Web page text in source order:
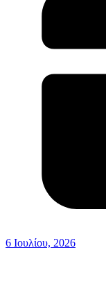
6 Ιουλίου, 2026